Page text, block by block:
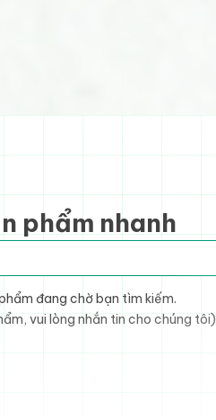
phẩm nhanh
đang chờ bạn tìm kiếm.
vui lòng nhắn tin cho chúng tôi)